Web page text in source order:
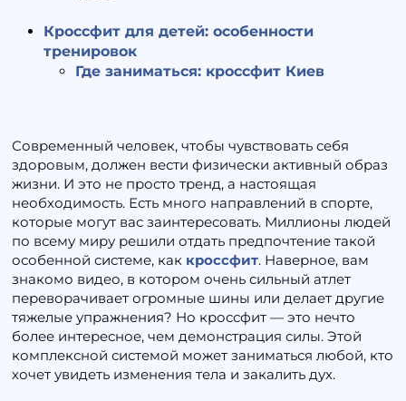
Кроссфит для детей: особенности
тренировок
Где заниматься: кроссфит Киев
Современный человек, чтобы чувствовать себя
здоровым, должен вести физически активный образ
жизни. И это не просто тренд, а настоящая
необходимость. Есть много направлений в спорте,
которые могут вас заинтересовать. Миллионы людей
по всему миру решили отдать предпочтение такой
особенной системе, как кроссфит. Наверное, вам
знакомо видео, в котором очень сильный атлет
переворачивает огромные шины или делает другие
тяжелые упражнения? Но кроссфит — это нечто
более интересное, чем демонстрация силы. Этой
комплексной системой может заниматься любой, кто
хочет увидеть изменения тела и закалить дух.